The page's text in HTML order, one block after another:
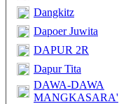
Dangkitz
Dapoer Juwita
DAPUR 2R
Dapur Tita
DAWA-DAWA
MANGKASARA'